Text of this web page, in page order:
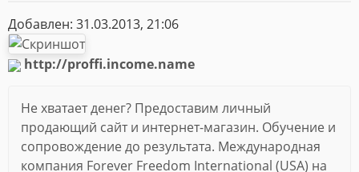
Добавлен: 31.03.2013, 21:06
http://proffi.income.name
Не хватает денег? Предоставим личный
продающий сайт и интернет-магазин. Обучение и
сопровождение до результата. Международная
компания Forever Freedom International (USA) на